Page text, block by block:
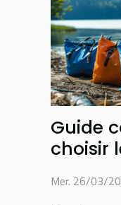
Guide
choisir
activité
Mer. 26/03/